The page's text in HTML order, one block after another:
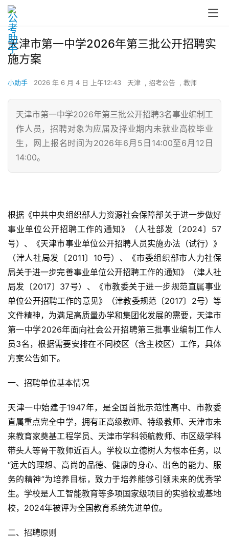
天津市第一中学2026年第三批公开招聘实
施方案
小助手 2026 年 6 月 4 日 上午12:43 天津 , 招考公告 , 教师
天津市第一中学2026年第三批公开招聘3名事业编制工
作人员，招聘对象为应届及择业期内未就业高校毕业
生，网上报名时间为2026年6月5日14:00至6月12日
14:00。
根据《中共中央组织部人力资源社会保障部关于进一步做好
事业单位公开招聘工作的通知》（人社部发〔2024〕57
号）、《天津市事业单位公开招聘人员实施办法（试行）》
（津人社局发〔2011〕10号）、《市委组织部市人力社保
局关于进一步完善事业单位公开招聘工作的通知》（津人社
局发〔2017〕37号）、《市教委关于进一步规范直属事业
单位公开招聘工作的意见》（津教委规范〔2017〕2号）等
文件精神，为满足高质量办学和集团化发展的需要，天津市
第一中学2026年面向社会公开招聘第三批事业编制工作人
员3名，根据需要安排在不同校区（含主校区）工作，具体
方案公告如下。
一、招聘单位基本情况
天津一中始建于1947年，是全国首批示范性高中、市教委
直属重点完全中学，拥有正高级教师、特级教师、天津市未
来教育家奠基工程学员、天津市学科领航教师、市区级学科
带头人等骨干教师近百人。学校以立德树人为根本任务，以
“远大的理想、高尚的品德、健康的身心、出色的能力、服
务的精神”为培养目标，致力于培养能够引领未来的优秀学
生。学校是人工智能教育等多项国家级项目的实验校或基地
校，2024年被评为全国教育系统先进单位。
二、招聘原则